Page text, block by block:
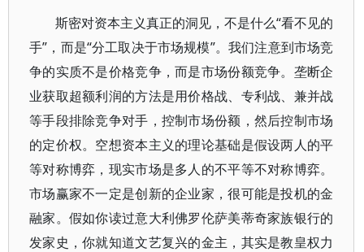
斯密对资本主义真正的洞见，不是什么“看不见的
手”，而是“分工取决于市场规模”。我们注意到市场竞
争的实质不是价格竞争，而是市场份额竞争。垄断企
业获取超额利润的方法是用价格战、专利战、兼并战
等手段排除竞争对手，控制市场份额，然后控制市场
的定价权。空想资本主义的理论基础是假设两人的平
等对称博弈，现实市场是多人的不平等不对称博弈。
市场赢家不一定是创新的企业家，很可能是投机的金
融家。假如你读过意大利佛罗伦萨美蒂奇家族银行的
发家史，你就知道文艺复兴的金主，其实是教皇权力